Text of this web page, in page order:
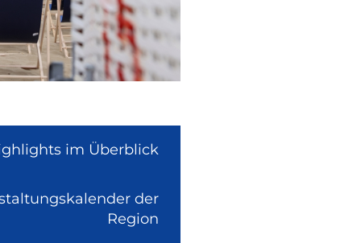
im Überblick
der
Region